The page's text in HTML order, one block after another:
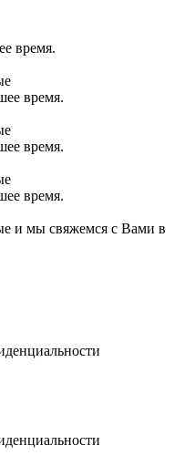
время.
время.
время.
время.
и мы свяжемся с Вами в